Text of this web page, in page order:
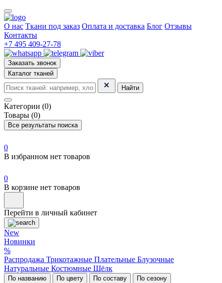
О нас Ткани под заказ Оплата и доставка Блог Отзывы
Контакты
+7 495 409-27-78
Заказать звонок
Каталог тканей
Найти
Категории (0)
Товары (0)
Все результаты поиска
0
В избранном нет товаров
0
В корзине нет товаров
Перейти в личный кабинет
New
Новинки
%
Распродажа Трикотажные Плательные Блузочные
Натуральные Костюмные Шёлк
По названию По цвету По составу По сезону